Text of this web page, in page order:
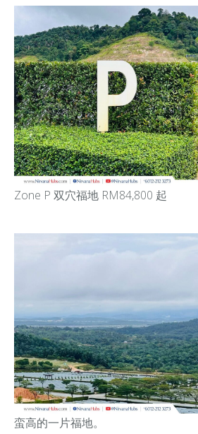
Zone P 双穴福地 RM84,800 起
蛮高的一片福地。